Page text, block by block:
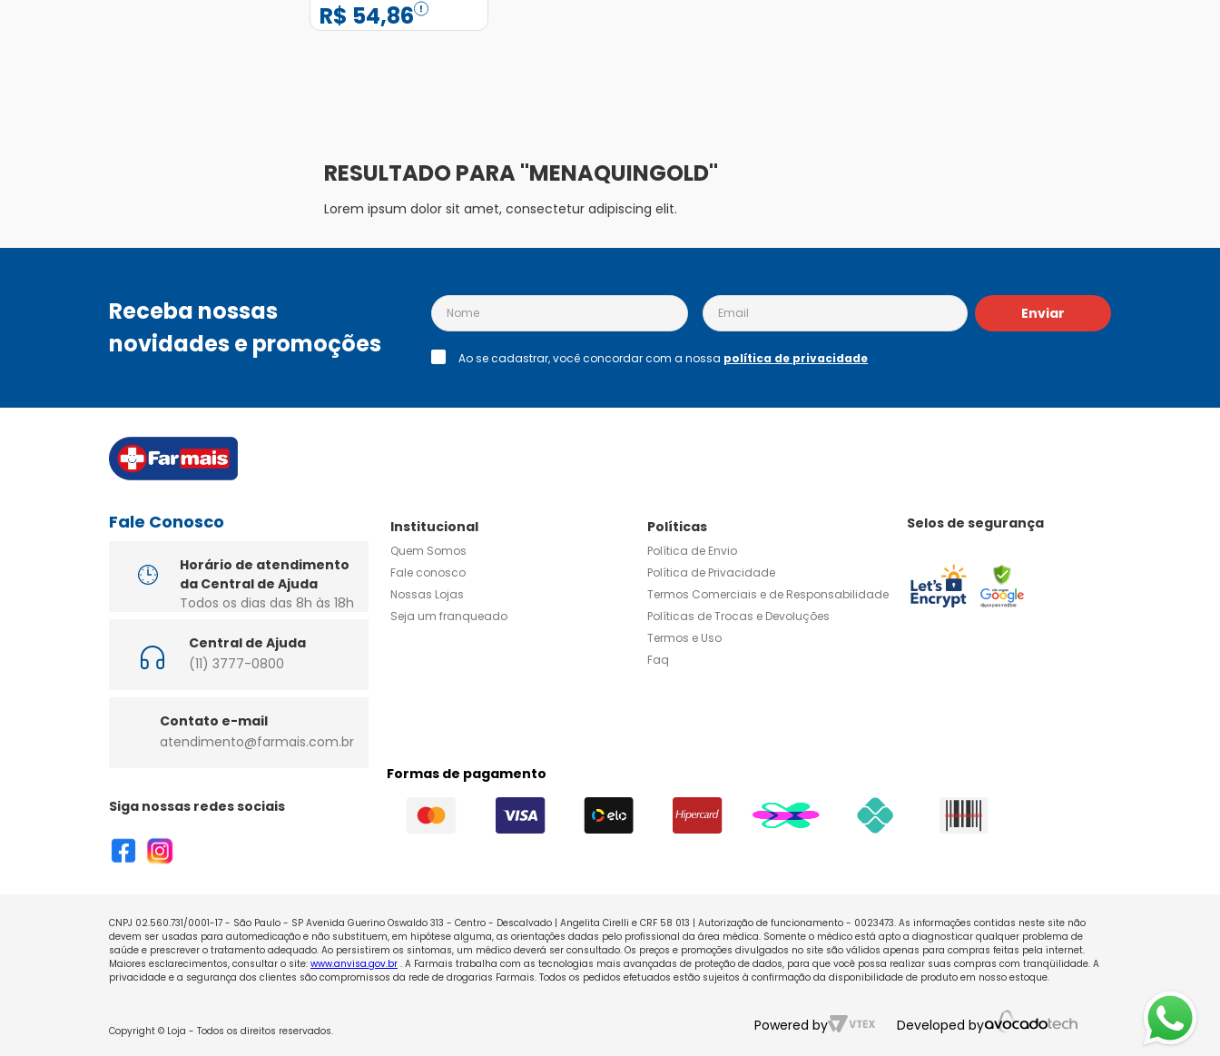
R$ 54,86
MENAQUINGOLD
Lorem ipsum dolor sit amet, consectetur adipiscing elit.
Receba nossas
novidades e promoções
Enviar
Ao se cadastrar, você concordar com a nossa política de privacidade
Fale Conosco
Horário de atendimento
da Central de Ajuda
Todos os dias das 8h às 18h
Central de Ajuda
(11) 3777-0800
Contato e-mail
atendimento@farmais.com.br
Siga nossas redes sociais
Institucional
Quem Somos
Fale conosco
Nossas Lojas
Seja um franqueado
Políticas
Política de Envio
Política de Privacidade
Termos Comerciais e de Responsabilidade
Políticas de Trocas e Devoluções
Termos e Uso
Faq
Selos de segurança
Formas de pagamento
CNPJ 02.560.731/0001-17 - São Paulo - SP Avenida Guerino Oswaldo 313 - Centro - Descalvado | Angelita Cirelli e CRF 58 013 | Autorização de funcionamento - 0023473. As informações contidas neste site não
devem ser usadas para automedicação e não substituem, em hipótese alguma, as orientações dadas pelo profissional da área médica. Somente o médico está apto a diagnosticar qualquer problema de
saúde e prescrever o tratamento adequado. Ao persistirem os sintomas, um médico deverá ser consultado. Os preços e promoções divulgados no site são válidos apenas para compras feitas pela internet.
Maiores esclarecimentos, consultar o site: www.anvisa.gov.br . A Farmais trabalha com as tecnologias mais avançadas de proteção de dados, para que você possa realizar suas compras com tranqüilidade. A
privacidade e a segurança dos clientes são compromissos da rede de drogarias Farmais. Todos os pedidos efetuados estão sujeitos à confirmação da disponibilidade de produto em nosso estoque.
Copyright © Loja - Todos os direitos reservados. Powered by Developed by